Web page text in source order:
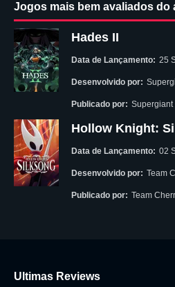
Jogos mais bem avaliados do
Hades II
Data de Lançamento: 25
Desenvolvido por:
Publicado por: Supergiant
Hollow Knight:
Data de Lançamento: 02
Desenvolvido por: Team
Publicado por: Team
Ultimas Reviews